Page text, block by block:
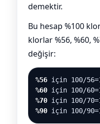
demektir.
Bu hesap %100
klorlar %56, %60,
değişir:
%56 için 100/
%60 için 100/
%70 için 100/
%90 için 100/